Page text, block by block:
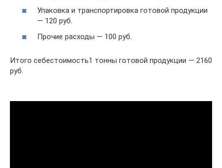
Упаковка и транспортировка готовой продукции
— 120 руб.
Прочие расходы — 100 руб.
Итого себестоимость1 тонны готовой продукции — 2160
руб.